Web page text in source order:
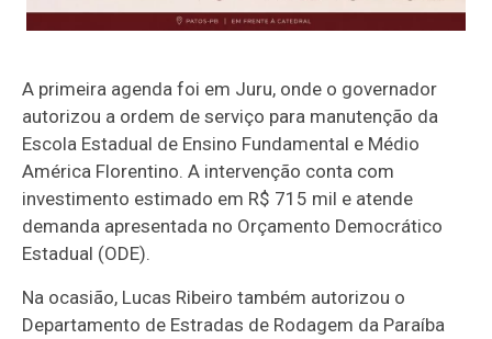
A primeira agenda foi em Juru, onde o governador
autorizou a ordem de serviço para manutenção da
Escola Estadual de Ensino Fundamental e Médio
América Florentino. A intervenção conta com
investimento estimado em R$ 715 mil e atende
demanda apresentada no Orçamento Democrático
Estadual (ODE).
Na ocasião, Lucas Ribeiro também autorizou o
Departamento de Estradas de Rodagem da Paraíba